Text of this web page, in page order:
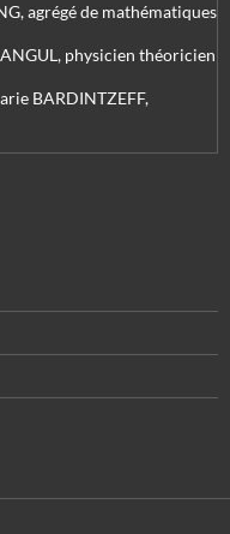
agrégé de mathématiques
physicien théoricien
BARDINTZEFF,